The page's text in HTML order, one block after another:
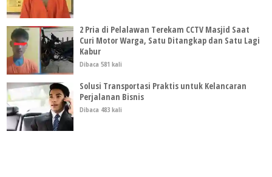
2 Pria di Pelalawan Terekam CCTV Masjid Saat
Curi Motor Warga, Satu Ditangkap dan Satu Lagi
Kabur
Dibaca 581 kali
Solusi Transportasi Praktis untuk Kelancaran
Perjalanan Bisnis
Dibaca 483 kali